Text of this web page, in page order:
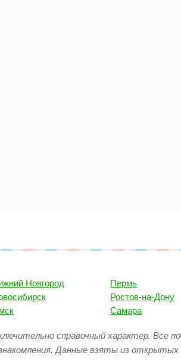
Новгород
Пермь
Ростов-на-Дону
Самара
справочный характер. Все
Данные взяты из